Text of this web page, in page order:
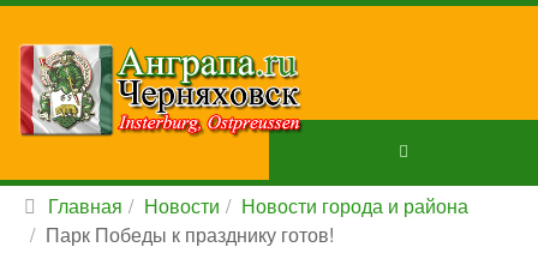
Главная Новости
Новости города и района
Парк Победы к празднику готов!